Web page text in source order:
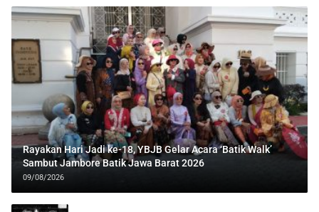
Rayakan Hari Jadi ke-18, YBJB Gelar Acara ‘Batik Walk’
Sambut Jambore Batik Jawa Barat 2026
09/08/2026